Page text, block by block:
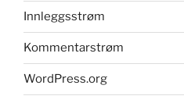
Innleggsstrøm
Kommentarstrøm
WordPress.org